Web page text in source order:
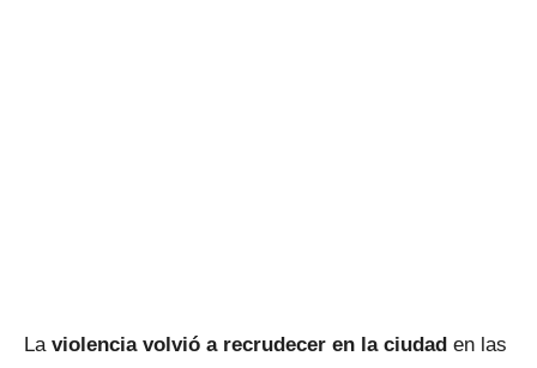
La violencia volvió a recrudecer en la ciudad en las